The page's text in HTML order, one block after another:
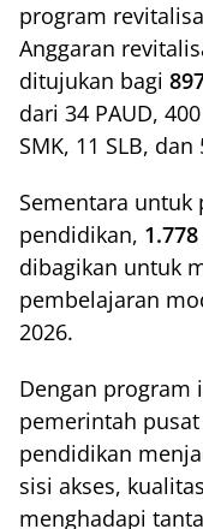
program
Anggaran
ditujukan bagi
dari 34 PAUD,
SMK, 11 SLB, dan
Sementara
pendidikan,
dibagikan untuk
pembelajaran
2026.
Dengan program
pemerintah
pendidikan
sisi akses,
menghadapi